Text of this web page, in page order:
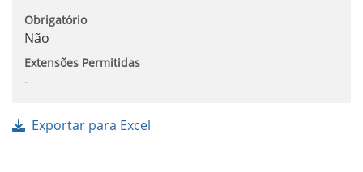
Obrigatório
Não
Extensões Permitidas
-
Exportar para Excel